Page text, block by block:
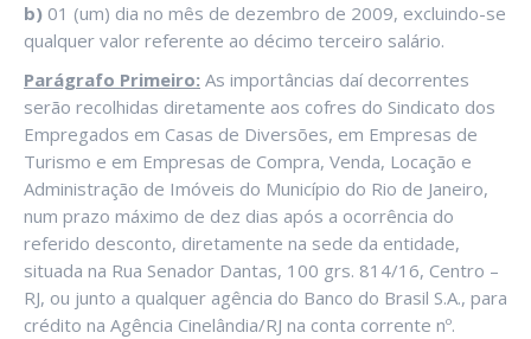
b) 01 (um) dia no mês de dezembro de 2009, excluindo-se
qualquer valor referente ao décimo terceiro salário.
Parágrafo Primeiro: As importâncias daí decorrentes
serão recolhidas diretamente aos cofres do Sindicato dos
Empregados em Casas de Diversões, em Empresas de
Turismo e em Empresas de Compra, Venda, Locação e
Administração de Imóveis do Município do Rio de Janeiro,
num prazo máximo de dez dias após a ocorrência do
referido desconto, diretamente na sede da entidade,
situada na Rua Senador Dantas, 100 grs. 814/16, Centro –
RJ, ou junto a qualquer agência do Banco do Brasil S.A., para
crédito na Agência Cinelândia/RJ na conta corrente nº.